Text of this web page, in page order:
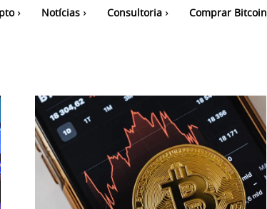
Notícias Consultoria Comprar Bitcoin